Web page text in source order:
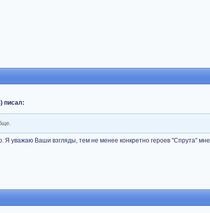
писал:
уважаю Ваши взгляды, тем не менее конкретно героев "Спрута" мне